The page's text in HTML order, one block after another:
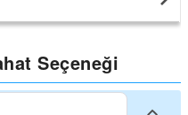
Seçeneği